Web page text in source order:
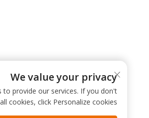
We value your privacy
tools to provide our services. If you don't
all cookies, click Personalize cookies.